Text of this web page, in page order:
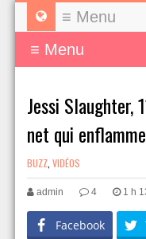
Jessi Slaughter,
net qui
BUZZ VIDÉOS
admin 4 1 h
Facebook